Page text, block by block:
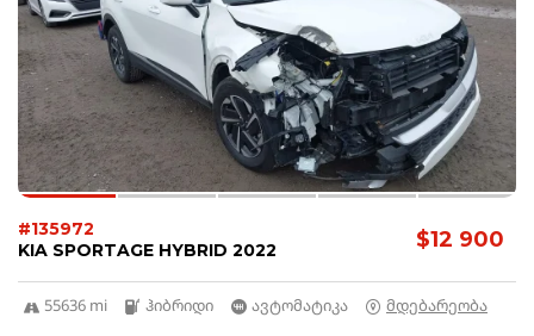
$12 900
#135972
KIA SPORTAGE HYBRID 2022
55636 mi ჰიბრიდი ავტომატიკა
მდებარეობა